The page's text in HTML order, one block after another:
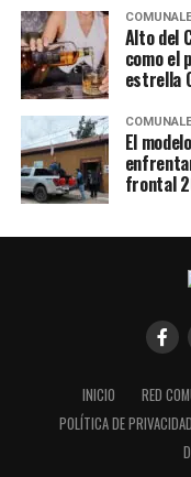
Alto del
como el
estrella
El
frontal
INICIO RED
POLÍTICA DE PRIVACIDAD